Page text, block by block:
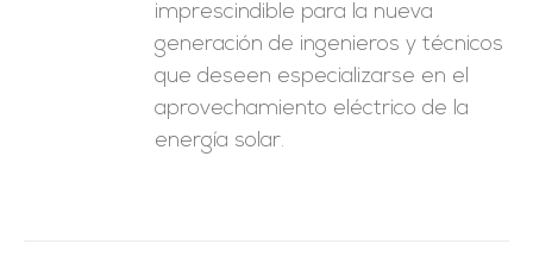
imprescindible para la nueva
generación de ingenieros y técnicos
que deseen especializarse en el
aprovechamiento eléctrico de la
energía solar.